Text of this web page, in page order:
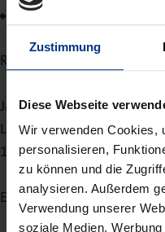
Zustimmung
Diese Webseite
Wir verwenden Cookies,
personalisieren,
zu können und die
analysieren. Außerdem
Verwendung unserer
soziale Medien,
Joachim von Gottberg
Redaktionsanschrift:
JMS-Report
Leonhardtstr. 12
14057 Berlin
E-Mail:jms-